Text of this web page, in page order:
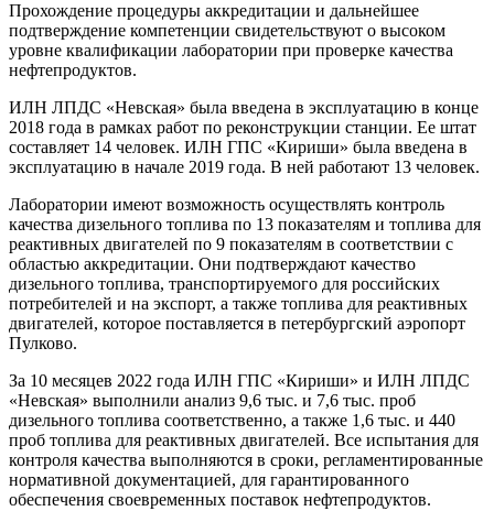
Прохождение процедуры аккредитации и дальнейшее
подтверждение компетенции свидетельствуют о высоком
уровне квалификации лаборатории при проверке качества
нефтепродуктов.
ИЛН ЛПДС «Невская» была введена в эксплуатацию в конце
2018 года в рамках работ по реконструкции станции. Ее штат
составляет 14 человек. ИЛН ГПС «Кириши» была введена в
эксплуатацию в начале 2019 года. В ней работают 13 человек.
Лаборатории имеют возможность осуществлять контроль
качества дизельного топлива по 13 показателям и топлива для
реактивных двигателей по 9 показателям в соответствии с
областью аккредитации. Они подтверждают качество
дизельного топлива, транспортируемого для российских
потребителей и на экспорт, а также топлива для реактивных
двигателей, которое поставляется в петербургский аэропорт
Пулково.
За 10 месяцев 2022 года ИЛН ГПС «Кириши» и ИЛН ЛПДС
«Невская» выполнили анализ 9,6 тыс. и 7,6 тыс. проб
дизельного топлива соответственно, а также 1,6 тыс. и 440
проб топлива для реактивных двигателей. Все испытания для
контроля качества выполняются в сроки, регламентированные
нормативной документацией, для гарантированного
обеспечения своевременных поставок нефтепродуктов.